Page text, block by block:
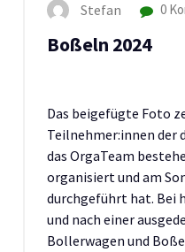
Stefan 0
Boßeln 2024
Das beigefügte Foto
Teilnehmer:innen der
das OrgaTeam
organisiert und am
durchgeführt hat. Bei
und nach einer
Bollerwagen und